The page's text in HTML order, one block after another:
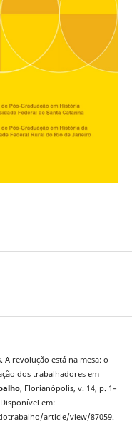
A revolução está na mesa: o
dos trabalhadores em
, Florianópolis, v. 14, p. 1–
Disponível em:
article/view/87059.